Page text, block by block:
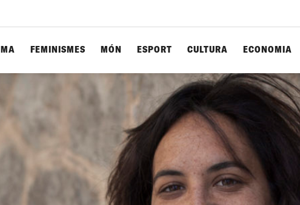
FEMINISMES MÓN ESPORT CULTURA ECONOMIA